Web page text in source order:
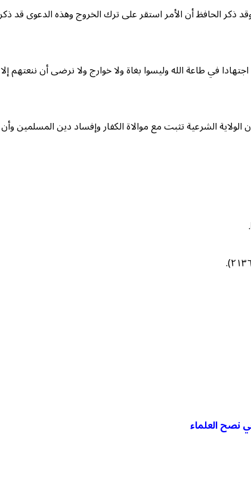
الحافظ أن الأمر استقر على ترك الخروج وهذه الدعوى قد
في طاعة الله وليسوا بغاة ولا خوارج ولا نرضى أن ننعتهم
الولاية الشرعية تثبت مع موالاة الكفار وإفساد دين
.